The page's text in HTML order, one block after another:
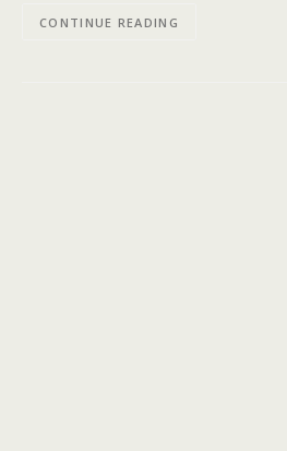
CONTINUE READING